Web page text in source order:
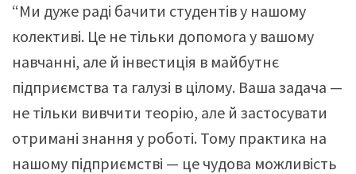
“Ми дуже раді бачити студентів у нашому
колективі. Це не тільки допомога у вашому
навчанні, але й інвестиція в майбутнє
підприємства та галузі в цілому. Ваша задача —
не тільки вивчити теорію, але й застосувати
отримані знання у роботі. Тому практика на
нашому підприємстві — це чудова можливість